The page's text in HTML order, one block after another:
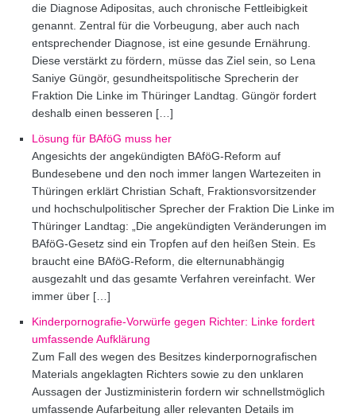
die Diagnose Adipositas, auch chronische Fettleibigkeit
genannt. Zentral für die Vorbeugung, aber auch nach
entsprechender Diagnose, ist eine gesunde Ernährung.
Diese verstärkt zu fördern, müsse das Ziel sein, so Lena
Saniye Güngör, gesundheitspolitische Sprecherin der
Fraktion Die Linke im Thüringer Landtag. Güngör fordert
deshalb einen besseren […]
Lösung für BAföG muss her
Angesichts der angekündigten BAföG-Reform auf
Bundesebene und den noch immer langen Wartezeiten in
Thüringen erklärt Christian Schaft, Fraktionsvorsitzender
und hochschulpolitischer Sprecher der Fraktion Die Linke im
Thüringer Landtag: „Die angekündigten Veränderungen im
BAföG-Gesetz sind ein Tropfen auf den heißen Stein. Es
braucht eine BAföG-Reform, die elternunabhängig
ausgezahlt und das gesamte Verfahren vereinfacht. Wer
immer über […]
Kinderpornografie-Vorwürfe gegen Richter: Linke fordert
umfassende Aufklärung
Zum Fall des wegen des Besitzes kinderpornografischen
Materials angeklagten Richters sowie zu den unklaren
Aussagen der Justizministerin fordern wir schnellstmöglich
umfassende Aufarbeitung aller relevanten Details im